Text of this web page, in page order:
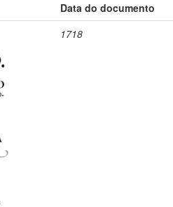
Data do documento
1718